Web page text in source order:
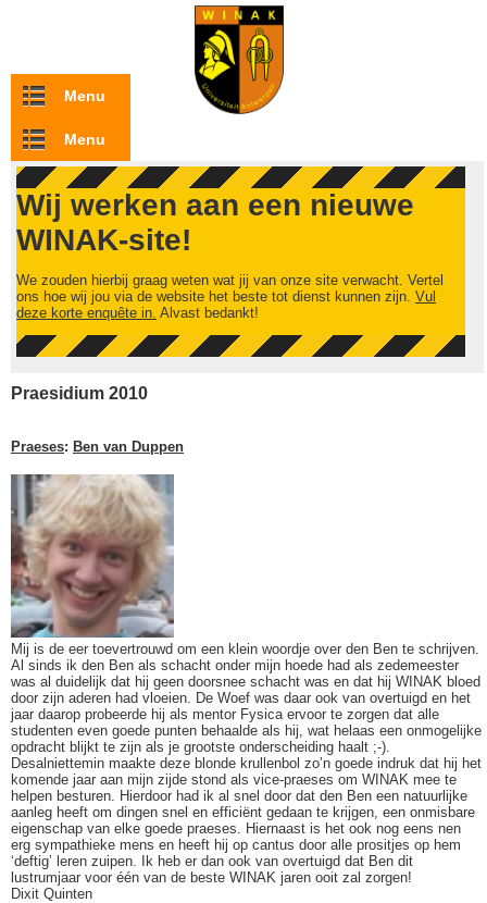
Overslaan en naar de inhoud gaan
Menu
Menu
Wij werken aan een nieuwe
WINAK-site!
We zouden hierbij graag weten wat jij van onze site verwacht. Vertel
ons hoe wij jou via de website het beste tot dienst kunnen zijn. Vul
deze korte enquête in. Alvast bedankt!
Praesidium 2010
Praeses: Ben van Duppen
Mij is de eer toevertrouwd om een klein woordje over den Ben te schrijven.
Al sinds ik den Ben als schacht onder mijn hoede had als zedemeester
was al duidelijk dat hij geen doorsnee schacht was en dat hij WINAK bloed
door zijn aderen had vloeien. De Woef was daar ook van overtuigd en het
jaar daarop probeerde hij als mentor Fysica ervoor te zorgen dat alle
studenten even goede punten behaalde als hij, wat helaas een onmogelijke
opdracht blijkt te zijn als je grootste onderscheiding haalt ;-).
Desalniettemin maakte deze blonde krullenbol zo’n goede indruk dat hij het
komende jaar aan mijn zijde stond als vice-praeses om WINAK mee te
helpen besturen. Hierdoor had ik al snel door dat den Ben een natuurlijke
aanleg heeft om dingen snel en efficiënt gedaan te krijgen, een onmisbare
eigenschap van elke goede praeses. Hiernaast is het ook nog eens nen
erg sympathieke mens en heeft hij op cantus door alle prositjes op hem
‘deftig’ leren zuipen. Ik heb er dan ook van overtuigd dat Ben dit
lustrumjaar voor één van de beste WINAK jaren ooit zal zorgen!
Dixit Quinten